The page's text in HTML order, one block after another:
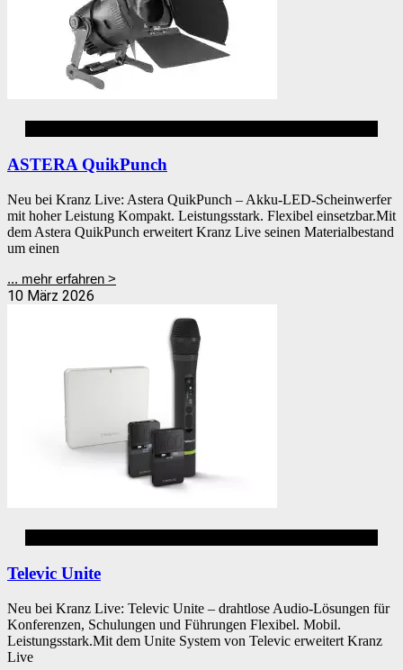
ASTERA QuikPunch
Neu bei Kranz Live: Astera QuikPunch – Akku-LED-Scheinwerfer
mit hoher Leistung Kompakt. Leistungsstark. Flexibel einsetzbar.Mit
dem Astera QuikPunch erweitert Kranz Live seinen Materialbestand
um einen
... mehr erfahren >
10 März 2026
Televic Unite
Neu bei Kranz Live: Televic Unite – drahtlose Audio-Lösungen für
Konferenzen, Schulungen und Führungen Flexibel. Mobil.
Leistungsstark.Mit dem Unite System von Televic erweitert Kranz
Live